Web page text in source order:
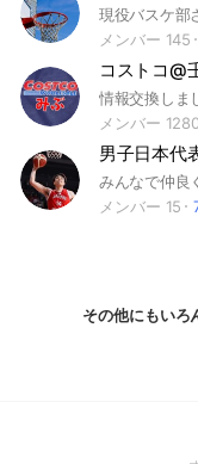
メンバー 145
コストコ@
メンバー
男子日本代
メンバー 15
その他にもいろ